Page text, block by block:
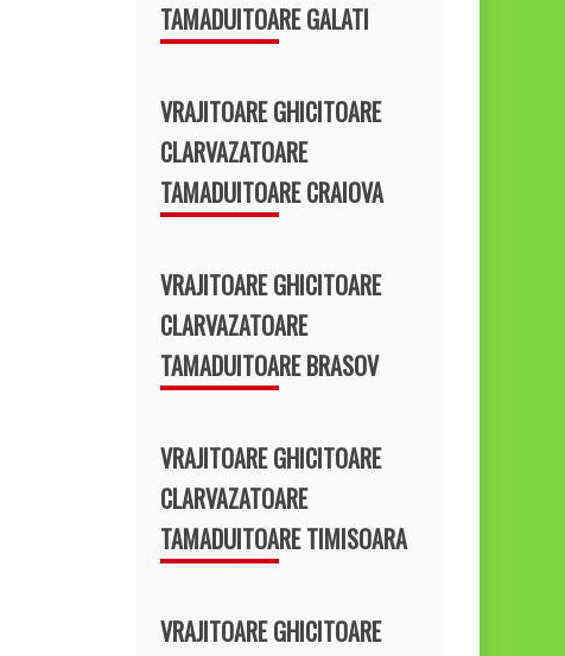
TAMADUITOARE GALATI
VRAJITOARE GHICITOARE
CLARVAZATOARE
TAMADUITOARE CRAIOVA
VRAJITOARE GHICITOARE
CLARVAZATOARE
TAMADUITOARE BRASOV
VRAJITOARE GHICITOARE
CLARVAZATOARE
TAMADUITOARE TIMISOARA
VRAJITOARE GHICITOARE